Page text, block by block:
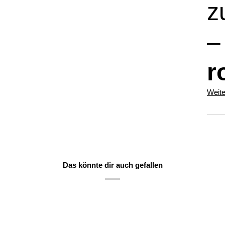
Das könnte dir auch gefallen